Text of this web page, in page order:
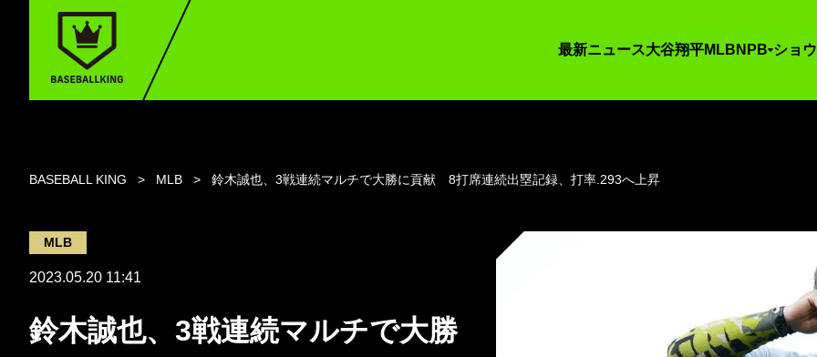
最新ニュース大谷翔平MLB NPB ショ
BASEBALL KING MLB 鈴木誠也、3戦連続マルチで大勝に貢献 8打席連続出塁記録、打率.293へ上昇
MLB
2023.05.20 11:41
鈴木誠也、3戦連続マルチで大勝